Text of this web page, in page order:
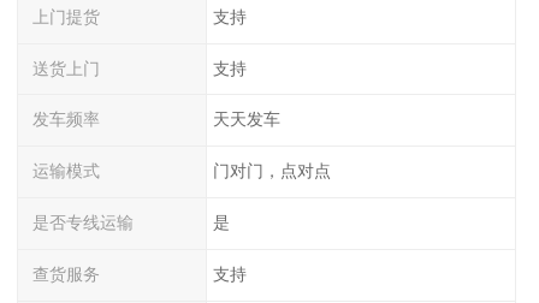
上门提货 支持
送货上门 支持
发车频率 天天发车
运输模式 门对门，点对点
是否专线运输 是
查货服务 支持